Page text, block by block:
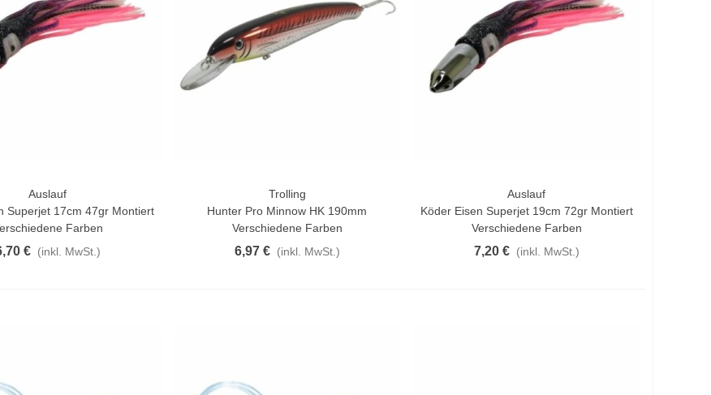
Auslauf
Superjet 17cm 47gr Montiert
Farben
€ (inkl. MwSt.)
Trolling
Hunter Pro Minnow HK 190mm
Verschiedene Farben
6,97 € (inkl. MwSt.)
In Den WarenkorbAuslauf
Köder Eisen Superjet 19cm 72gr Montiert
Verschiedene Farben
7,20 € (inkl. MwSt.)